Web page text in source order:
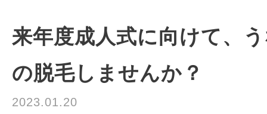
来年度成人式に向けて、
の脱毛しませんか？
2023.01.20